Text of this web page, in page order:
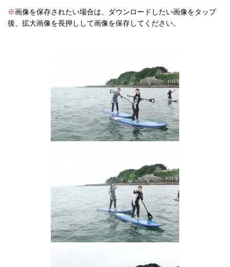
※画像を保存されたい場合は、ダウンロードしたい画像をタップ
後、拡大画像を長押しして画像を保存してください。